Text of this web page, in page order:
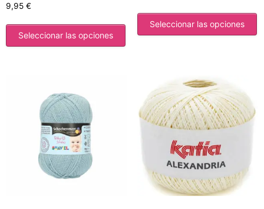
9,95 €
Seleccionar las opciones
Seleccionar las opciones